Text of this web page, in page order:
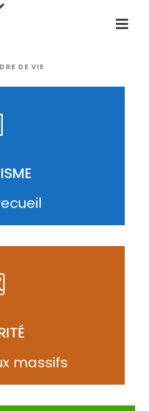
DE VIE
massifs